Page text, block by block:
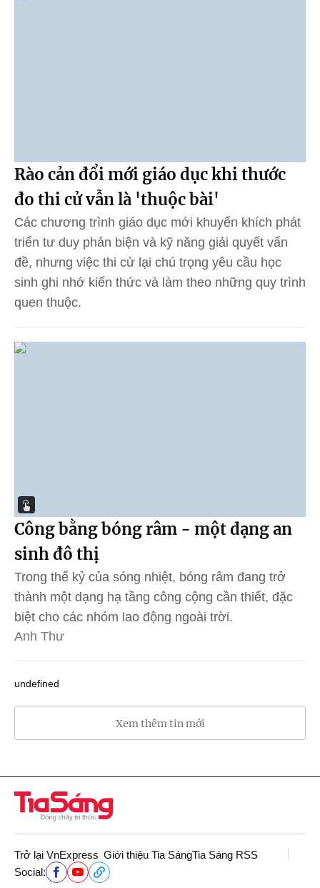
Rào cản đổi mới giáo dục khi thước
đo thi cử vẫn là 'thuộc bài'
Các chương trình giáo dục mới khuyến khích phát
triển tư duy phản biện và kỹ năng giải quyết vấn
đề, nhưng việc thi cử lại chú trọng yêu cầu học
sinh ghi nhớ kiến thức và làm theo những quy trình
quen thuộc.
Công bằng bóng râm - một dạng an
sinh đô thị
Trong thế kỷ của sóng nhiệt, bóng râm đang trở
thành một dạng hạ tầng công cộng cần thiết, đặc
biệt cho các nhóm lao động ngoài trời.
Anh Thư
undefined
Xem thêm tin mới
Trở lại VnExpress Giới thiệu Tia SángTia Sáng RSS
Social: